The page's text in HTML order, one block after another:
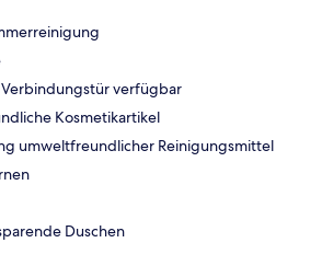
verfügbar
Kosmetikartikel
umweltfreundlicher Reinigungsmittel
Duschen